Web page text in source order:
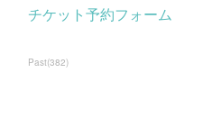
チケット予約フォーム
Past(382)